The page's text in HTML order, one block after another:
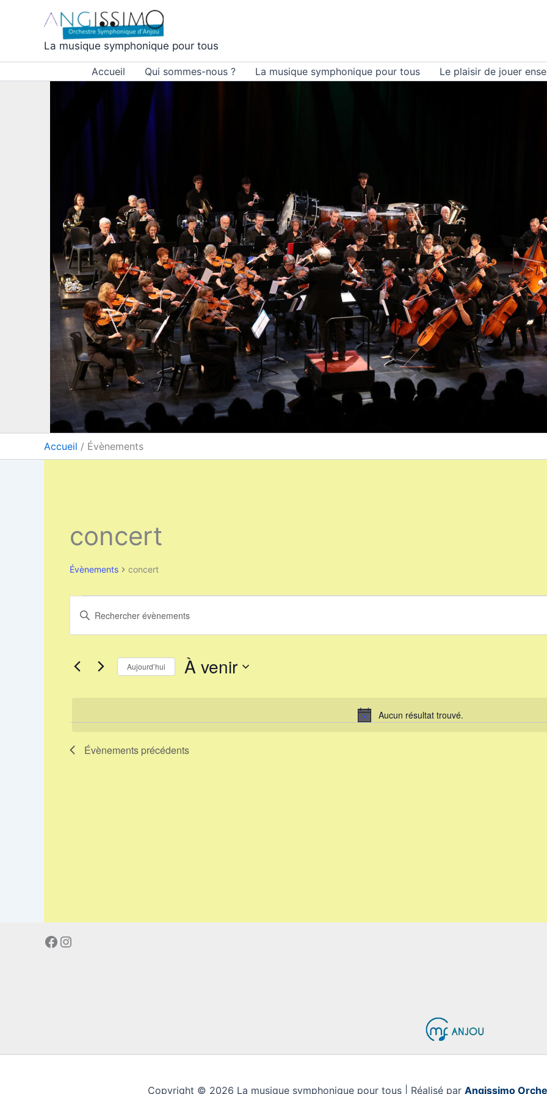
La musique symphonique pour tous
Accueil Qui sommes-nous ? La musique symphonique pour tous Le plaisir de jouer
Accueil Évènements
concert
Évènements concert
Notice
Aucun résultat trouvé.
navigation
vues
Saisir
mot-
clé.
Évènements
par
Aujourd’hui À venir
Évènements précédents
Facebook
Instagram
Copyright © 2026 La musique symphonique pour tous | Réalisé par Angissimo